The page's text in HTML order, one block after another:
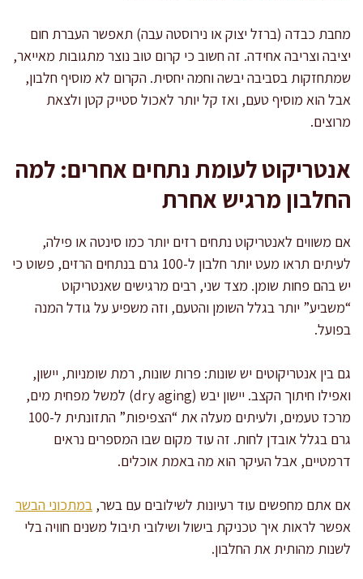
מחבת כבדה (ברזל יצוק או נירוסטה עבה) תאפשר העברת חום
יציבה וצריבה אחידה. זה חשוב כי קרום טוב נוצר מתגובות מאייאר,
שמתחזקות בסביבה יבשה וחמה יחסית. הקרום לא מוסיף חלבון,
אבל הוא מוסיף טעם, ואז קל יותר לאכול סטייק קטן ולצאת
מרוצים.
אנטריקוט לעומת נתחים אחרים: למה
החלבון מרגיש אחרת
אם משווים לאנטריקוט נתחים רזים יותר כמו סינטה או פילה,
לעיתים תראו מעט יותר חלבון ל-100 גרם בנתחים הרזים, פשוט כי
יש בהם פחות שומן. מצד שני, רבים מרגישים שאנטריקוט
“משביע” יותר בגלל השומן והטעם, וזה משפיע על גודל המנה
בפועל.
גם בין אנטריקוטים יש שונות: פרות שונות, רמת שומניות, יישון,
ואפילו חיתוך הקצב. יישון יבש (dry aging) למשל מפחית מים,
מרכז טעמים, ולעיתים מעלה את “הצפיפות” התזונתית ל-100
גרם בגלל אובדן לחות. זה עוד מקום שבו המספרים נראים
דרמטיים, אבל העיקר הוא מה באמת אוכלים.
אם אתם מחפשים עוד רעיונות לשילובים עם בשר, במתכוני הבשר
אפשר לראות איך טכניקת בישול ושילובי תיבול משנים חוויה בלי
לשנות מהותית את החלבון.